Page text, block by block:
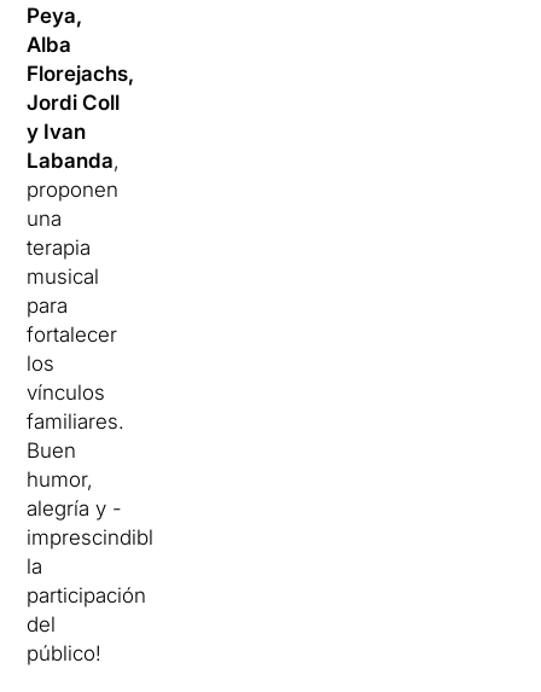
Peya,
Alba
Florejachs,
Jordi Coll
y Ivan
Labanda,
proponen
una
terapia
musical
para
fortalecer
los
vínculos
familiares.
Buen
humor,
alegría y -
imprescindible-
la
participación
del
público!